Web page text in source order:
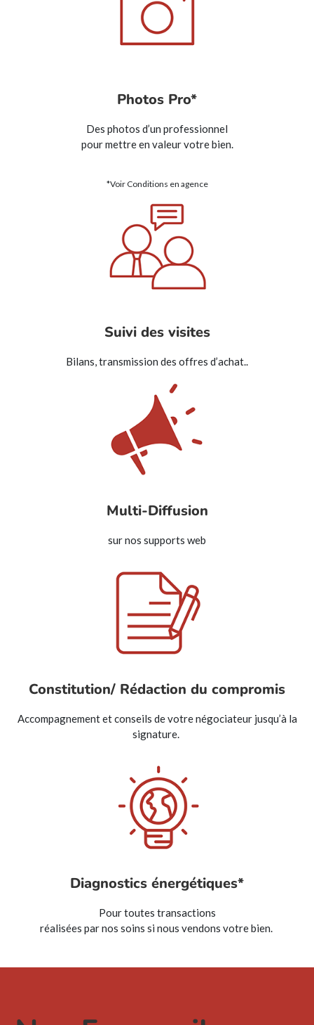
Photos Pro*
Des photos d’un professionnel
pour mettre en valeur votre bien.
*Voir Conditions en agence
Suivi des visites
Bilans, transmission des offres d’achat..
Multi-Diffusion
sur nos supports web
Constitution/ Rédaction du compromis
Accompagnement et conseils de votre négociateur jusqu’à la
signature.
Diagnostics énergétiques*
Pour toutes transactions
réalisées par nos soins si nous vendons votre bien.